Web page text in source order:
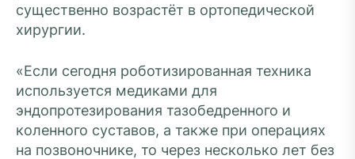
существенно возрастёт в ортопедической
хирургии.
«Если сегодня роботизированная техника
используется медиками для
эндопротезирования тазобедренного и
коленного суставов, а также при операциях
на позвоночнике, то через несколько лет без